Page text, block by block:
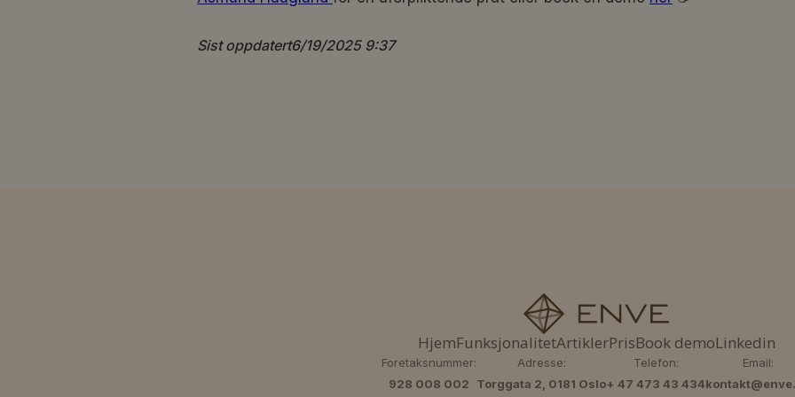
Sist oppdatert6/19/2025 9:37
HjemFunksjonalitetArtiklerPrisBook demoLinkedin
Foretaksnummer:
928 008 002
Adresse:
Torggata 2, 0181 Oslo
Telefon:
+ 47 473 43 434
Email: